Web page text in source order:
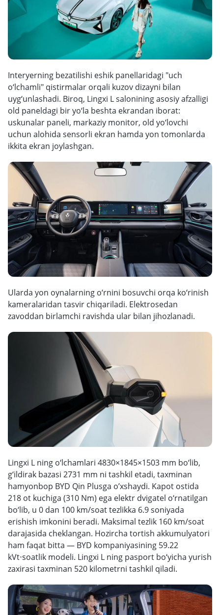
Interyerning bezatilishi eshik panellaridagi "uch
o‘lchamli" qistirmalar orqali kuzov dizayni bilan
uyg‘unlashadi. Biroq, Lingxi L salonining asosiy afzalligi
old paneldagi bir yo‘la beshta ekrandan iborat:
uskunalar paneli, markaziy monitor, old yo‘lovchi
uchun alohida sensorli ekran hamda yon tomonlarda
ikkita ekran joylashgan.
Ularda yon oynalarning o‘rnini bosuvchi orqa ko‘rinish
kameralaridan tasvir chiqariladi. Elektrosedan
zavoddan birlamchi ravishda ular bilan jihozlanadi.
Lingxi L ning o‘lchamlari 4830×1845×1503 mm bo‘lib,
g‘ildirak bazasi 2731 mm ni tashkil etadi, taxminan
hamyonbop BYD Qin Plusga o’xshaydi. Kapot ostida
218 ot kuchiga (310 Nm) ega elektr dvigatel o‘rnatilgan
bo‘lib, u 0 dan 100 km/soat tezlikka 6.9 soniyada
erishish imkonini beradi. Maksimal tezlik 160 km/soat
darajasida cheklangan. Hozircha tortish akkumulyatori
ham faqat bitta — BYD kompaniyasining 59.22
kVt⋅soatlik modeli. Lingxi L ning pasport bo‘yicha yurish
zaxirasi taxminan 520 kilometrni tashkil qiladi.